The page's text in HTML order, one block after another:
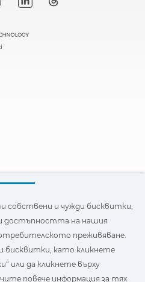
собствени и бисквитки на
да подобри навигацията и
собствени и чужди бисквитки,
достъпността на нашия
преживяване.
бисквитки, като кликнете
или да кликнете върху
повече информация за тях